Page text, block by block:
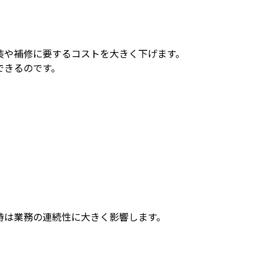
補修に要するコストを大きく下げます。
るのです。
業務の連続性に大きく影響します。